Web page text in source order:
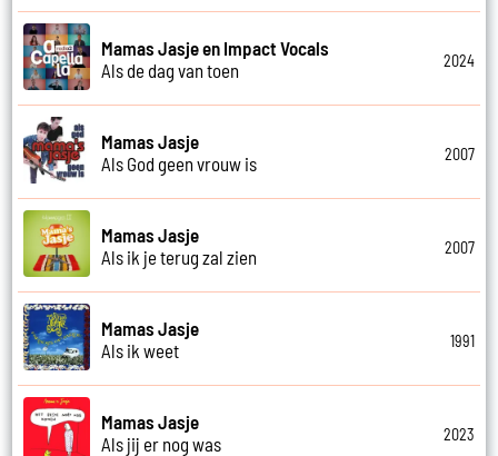
Mamas Jasje en Impact Vocals
Als de dag van toen
2024
Mamas Jasje
Als God geen vrouw is
2007
Mamas Jasje
Als ik je terug zal zien
2007
Mamas Jasje
Als ik weet
1991
Mamas Jasje
Als jij er nog was
2023